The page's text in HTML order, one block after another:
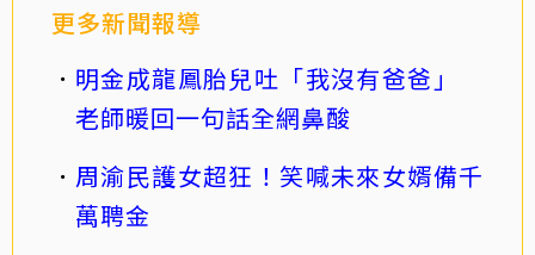
更多新聞報導
明金成龍鳳胎兒吐「我沒有爸爸」
老師暖回一句話全網鼻酸
周渝民護女超狂！笑喊未來女婿備千
萬聘金